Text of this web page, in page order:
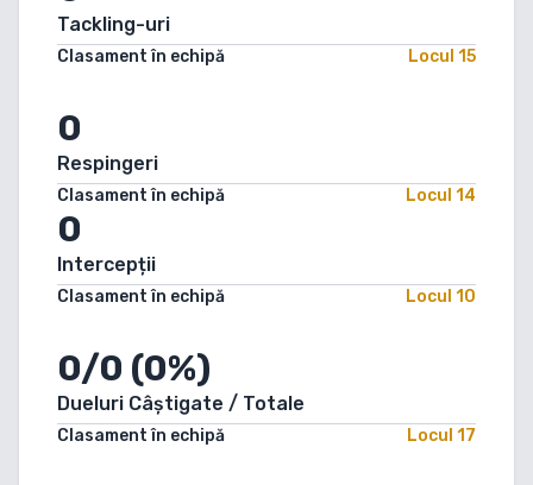
Tackling-uri
Clasament în echipă Locul 15
0
Respingeri
Clasament în echipă Locul 14
0
Intercepții
Clasament în echipă Locul 10
0/0 (0%)
Dueluri Câștigate / Totale
Clasament în echipă Locul 17